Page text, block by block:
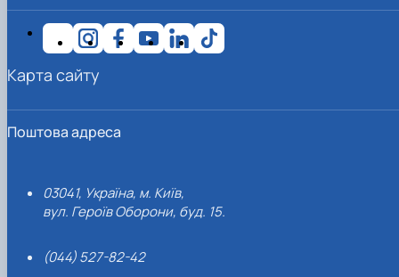
Поштова адреса
03041, Україна, м. Київ,
вул. Героїв Оборони, буд. 15.
(044) 527-82-42
Карта сайту